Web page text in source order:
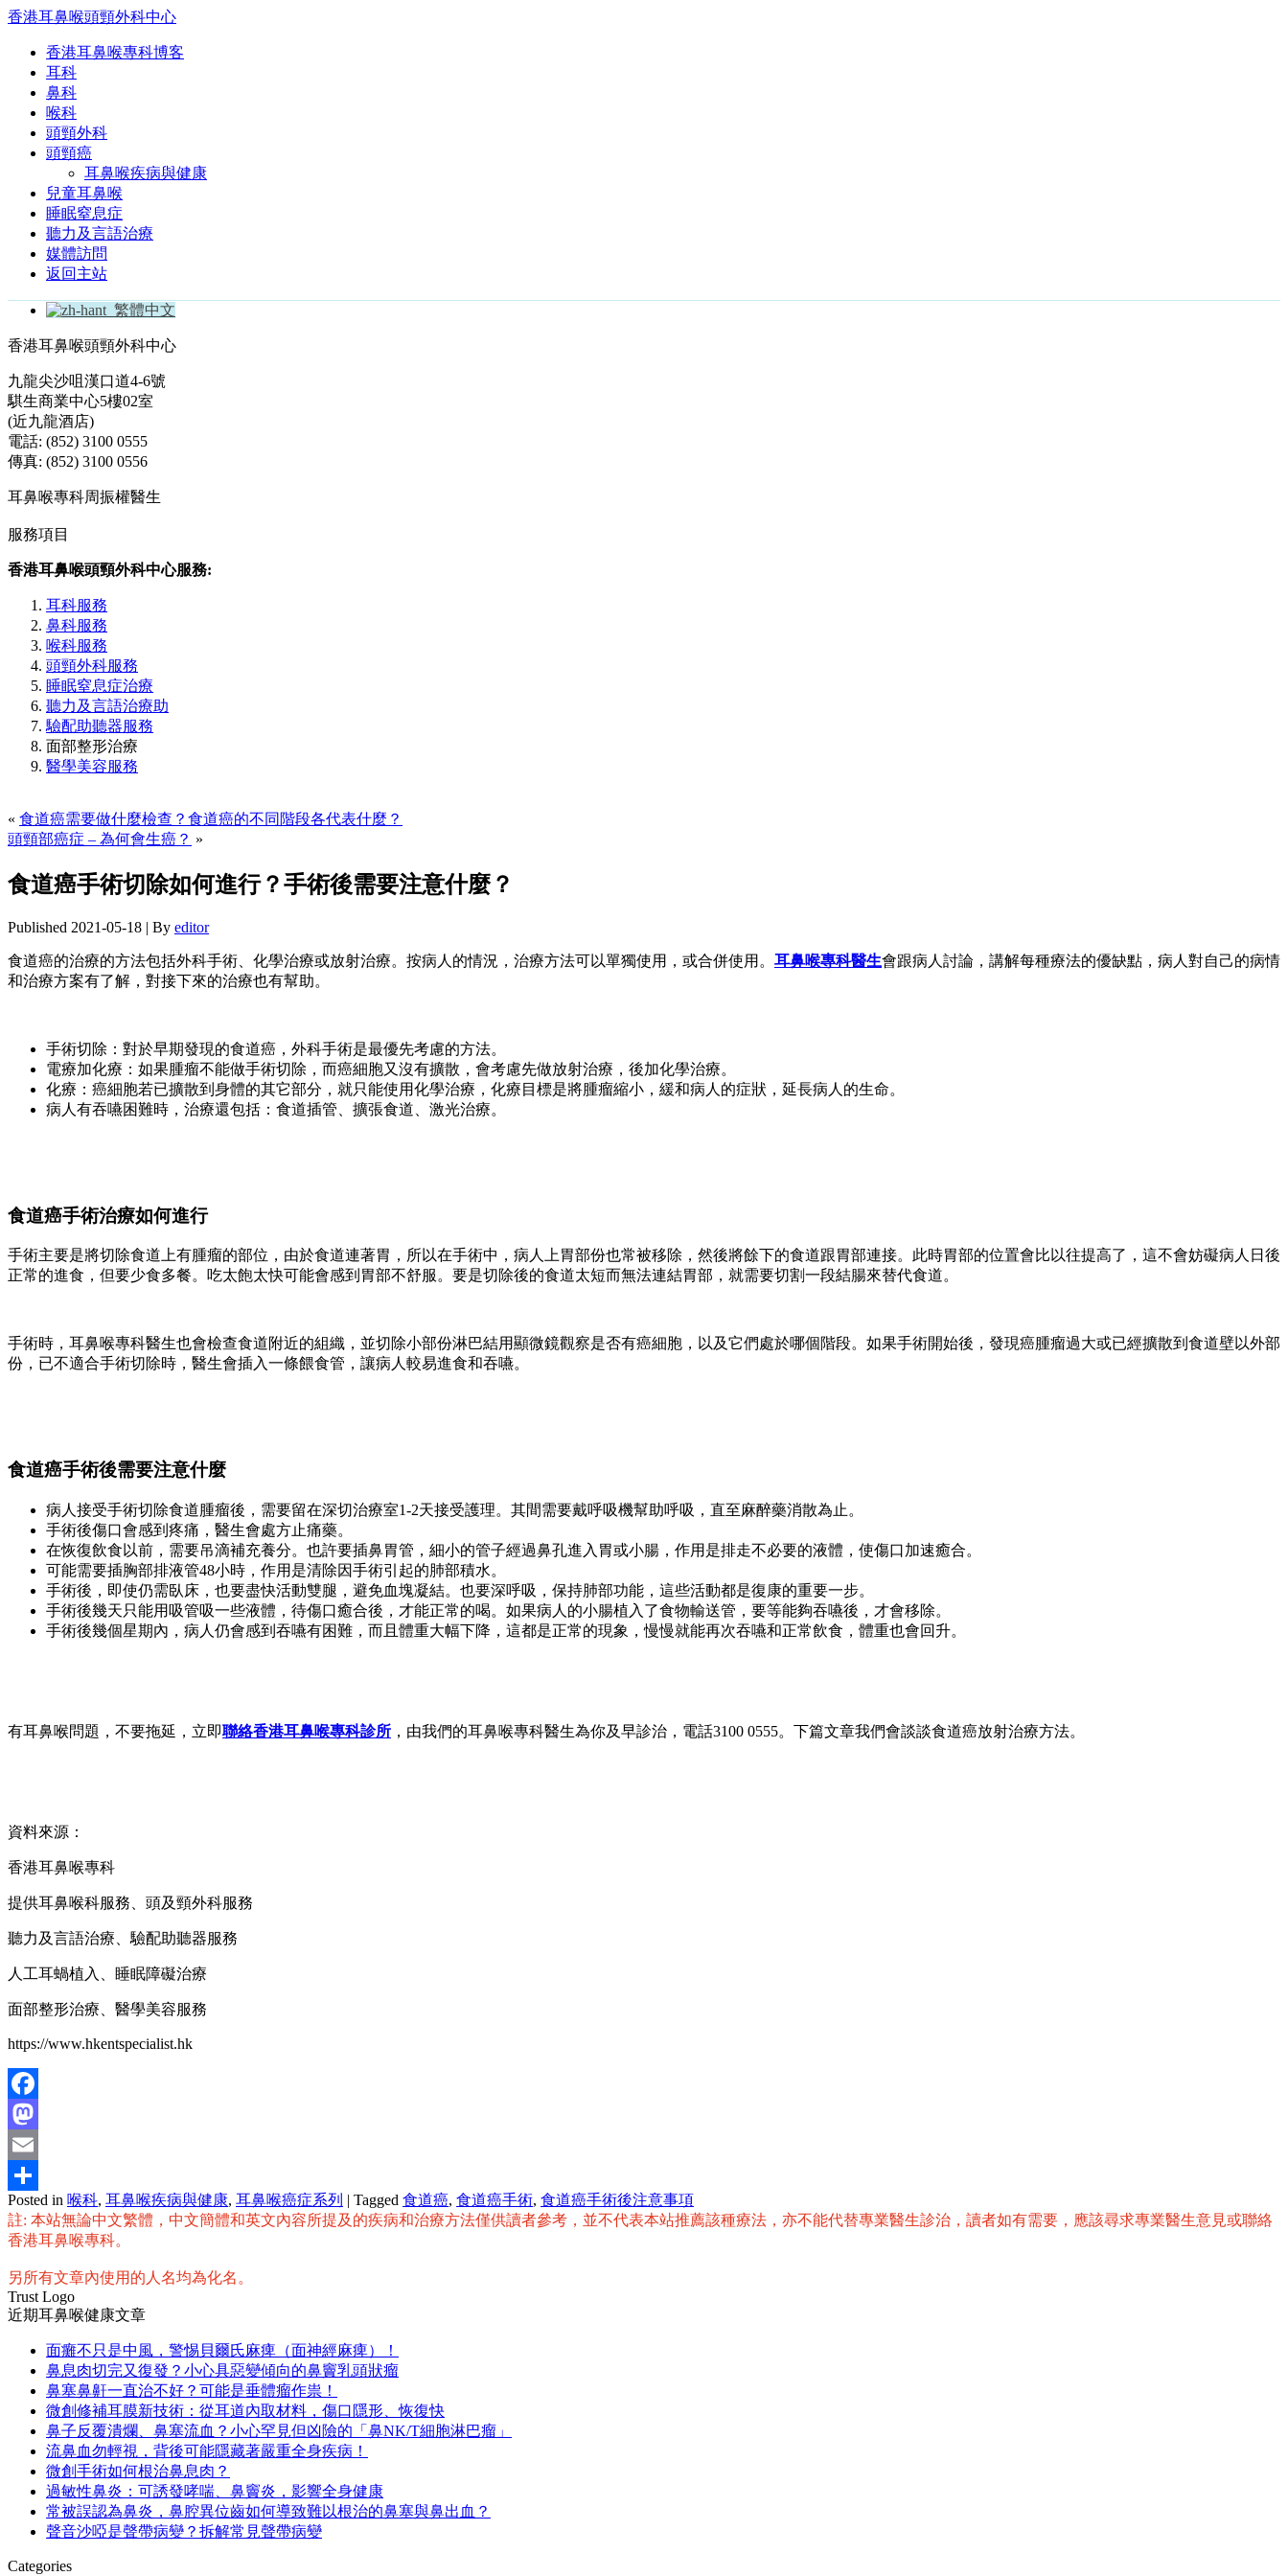
香港耳鼻喉頭頸外科中心
香港耳鼻喉專科博客
耳科
鼻科
喉科
頭頸外科
頭頸癌
耳鼻喉疾病與健康
兒童耳鼻喉
睡眠窒息症
聽力及言語治療
媒體訪問
返回主站
繁體中文
香港耳鼻喉頭頸外科中心
九龍尖沙咀漢口道4-6號
騏生商業中心5樓02室
(近九龍酒店)
電話: (852) 3100 0555
傳真: (852) 3100 0556
耳鼻喉專科周振權醫生
服務項目
香港耳鼻喉頭頸外科中心服務:
耳科服務
鼻科服務
喉科服務
頭頸外科服務
睡眠窒息症治療
聽力及言語治療助
驗配助聽器服務
面部整形治療
醫學美容服務
« 食道癌需要做什麼檢查？食道癌的不同階段各代表什麼？
頭頸部癌症 – 為何會生癌？ »
食道癌手術切除如何進行？手術後需要注意什麼？
Published 2021-05-18 | By editor
食道癌的治療的方法包括外科手術、化學治療或放射治療。按病人的情況，治療方法可以單獨使用，或合併使用。 耳鼻喉專科醫生會跟病人討論，講解每種療法的優缺點，病人對自己的病情
和治療方案有了解，對接下來的治療也有幫助。
手術切除：對於早期發現的食道癌，外科手術是最優先考慮的方法。
電療加化療：如果腫瘤不能做手術切除，而癌細胞又沒有擴散，會考慮先做放射治療，後加化學治療。
化療：癌細胞若已擴散到身體的其它部分，就只能使用化學治療，化療目標是將腫瘤縮小，緩和病人的症狀，延長病人的生命。
病人有吞嚥困難時，治療還包括：食道插管、擴張食道、激光治療。
食道癌手術治療如何進行
手術主要是將切除食道上有腫瘤的部位，由於食道連著胃，所以在手術中，病人上胃部份也常被移除，然後將餘下的食道跟胃部連接。此時胃部的位置會比以往提高了，這不會妨礙病人日後
正常的進食，但要少食多餐。吃太飽太快可能會感到胃部不舒服。要是切除後的食道太短而無法連結胃部，就需要切割一段結腸來替代食道。
手術時，耳鼻喉專科醫生也會檢查食道附近的組織，並切除小部份淋巴結用顯微鏡觀察是否有癌細胞，以及它們處於哪個階段。如果手術開始後，發現癌腫瘤過大或已經擴散到食道壁以外部
份，已不適合手術切除時，醫生會插入一條餵食管，讓病人較易進食和吞嚥。
食道癌手術後需要注意什麼
病人接受手術切除食道腫瘤後，需要留在深切治療室1-2天接受護理。其間需要戴呼吸機幫助呼吸，直至麻醉藥消散為止。
手術後傷口會感到疼痛，醫生會處方止痛藥。
在恢復飲食以前，需要吊滴補充養分。也許要插鼻胃管，細小的管子經過鼻孔進入胃或小腸，作用是排走不必要的液體，使傷口加速癒合。
可能需要插胸部排液管48小時，作用是清除因手術引起的肺部積水。
手術後，即使仍需臥床，也要盡快活動雙腿，避免血塊凝結。也要深呼吸，保持肺部功能，這些活動都是復康的重要一步。
手術後幾天只能用吸管吸一些液體，待傷口癒合後，才能正常的喝。如果病人的小腸植入了食物輸送管，要等能夠吞嚥後，才會移除。
手術後幾個星期內，病人仍會感到吞嚥有困難，而且體重大幅下降，這都是正常的現象，慢慢就能再次吞嚥和正常飲食，體重也會回升。
有耳鼻喉問題，不要拖延，立即聯絡香港耳鼻喉專科診所 ，由我們的耳鼻喉專科醫生為你及早診治，電話3100 0555。下篇文章我們會談談食道癌放射治療方法。
資料來源：
香港耳鼻喉專科
提供耳鼻喉科服務、頭及頸外科服務
聽力及言語治療、驗配助聽器服務
人工耳蝸植入、睡眠障礙治療
面部整形治療、醫學美容服務
https://www.hkentspecialist.hk
Facebook
Mastodon
Email
分
享
Posted in 喉科, 耳鼻喉疾病與健康, 耳鼻喉癌症系列 | Tagged 食道癌, 食道癌手術, 食道癌手術後注意事項
註: 本站無論中文繁體，中文簡體和英文內容所提及的疾病和治療方法僅供讀者參考，並不代表本站推薦該種療法，亦不能代替專業醫生診治，讀者如有需要，應該尋求專業醫生意見或聯絡
香港耳鼻喉專科。
另所有文章內使用的人名均為化名。
Trust Logo
近期耳鼻喉健康文章
面癱不只是中風，警惕貝爾氏麻痺（面神經麻痺）！
鼻息肉切完又復發？小心具惡變傾向的鼻竇乳頭狀瘤
鼻塞鼻鼾一直治不好？可能是垂體瘤作祟！
微創修補耳膜新技術：從耳道內取材料，傷口隱形、恢復快
鼻子反覆潰爛、鼻塞流血？小心罕見但凶險的「鼻NK/T細胞淋巴瘤」
流鼻血勿輕視，背後可能隱藏著嚴重全身疾病！
微創手術如何根治鼻息肉？
過敏性鼻炎：可誘發哮喘、鼻竇炎，影響全身健康
常被誤認為鼻炎，鼻腔異位齒如何導致難以根治的鼻塞與鼻出血？
聲音沙啞是聲帶病變？拆解常見聲帶病變
Categories